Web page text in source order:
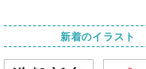
新着のイラスト